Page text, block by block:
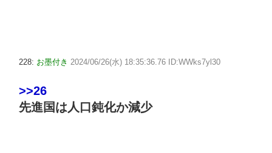
228: お墨付き 2024/06/26(水) 18:35:36.76 ID:WWks7yl30
>>26
先進国は人口鈍化か減少